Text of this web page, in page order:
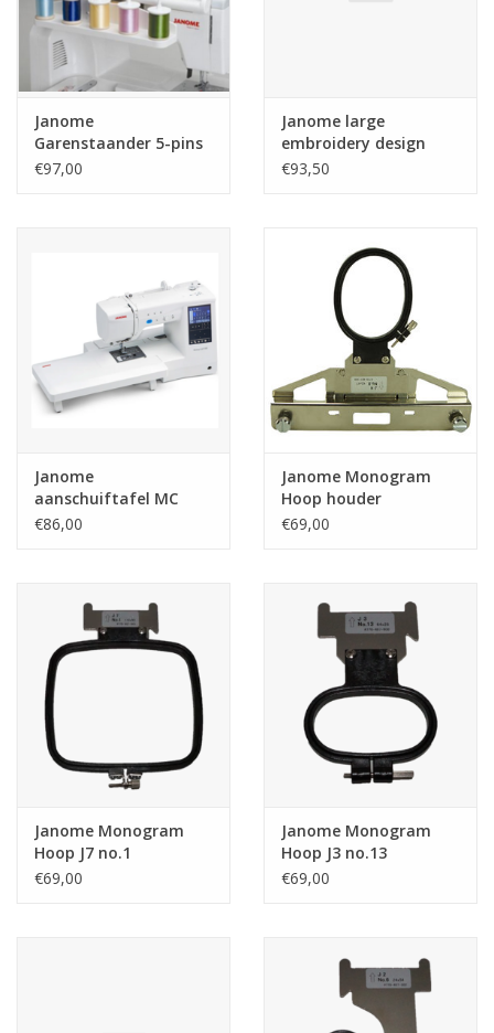
Janome
Garenstaander 5-pins
11000
€97,00
Janome large
embroidery design
collection
€93,50
Janome
aanschuiftafel MC
1000 / MC 100E
€86,00
Janome Monogram
Hoop houder
€69,00
Janome Monogram
Hoop J7 no.1
€69,00
Janome Monogram
Hoop J3 no.13
€69,00